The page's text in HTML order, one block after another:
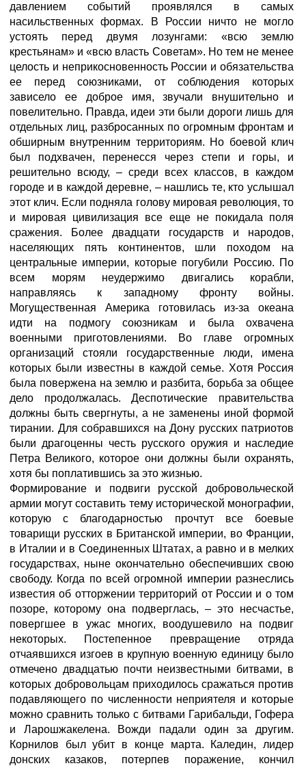
давлением событий проявлялся в самых
насильственных формах. В России ничто не могло
устоять перед двумя лозунгами: «всю землю
крестьянам» и «всю власть Советам». Но тем не менее
целость и неприкосновенность России и обязательства
ее перед союзниками, от соблюдения которых
зависело ее доброе имя, звучали внушительно и
повелительно. Правда, идеи эти были дороги лишь для
отдельных лиц, разбросанных по огромным фронтам и
обширным внутренним территориям. Но боевой клич
был подхвачен, перенесся через степи и горы, и
решительно всюду, – среди всех классов, в каждом
городе и в каждой деревне, – нашлись те, кто услышал
этот клич. Если подняла голову мировая революция, то
и мировая цивилизация все еще не покидала поля
сражения. Более двадцати государств и народов,
населяющих пять континентов, шли походом на
центральные империи, которые погубили Россию. По
всем морям неудержимо двигались корабли,
направляясь к западному фронту войны.
Могущественная Америка готовилась из-за океана
идти на подмогу союзникам и была охвачена
военными приготовлениями. Во главе огромных
организаций стояли государственные люди, имена
которых были известны в каждой семье. Хотя Россия
была повержена на землю и разбита, борьба за общее
дело продолжалась. Деспотические правительства
должны быть свергнуты, а не заменены иной формой
тирании. Для собравшихся на Дону русских патриотов
были драгоценны честь русского оружия и наследие
Петра Великого, которое они должны были охранять,
хотя бы поплатившись за это жизнью.
Формирование и подвиги русской добровольческой
армии могут составить тему исторической монографии,
которую с благодарностью прочтут все боевые
товарищи русских в Британской империи, во Франции,
в Италии и в Соединенных Штатах, а равно и в мелких
государствах, ныне окончательно обеспечивших свою
свободу. Когда по всей огромной империи разнеслись
известия об отторжении территорий от России и о том
позоре, которому она подверглась, – это несчастье,
повергшее в ужас многих, воодушевило на подвиг
некоторых. Постепенное превращение отряда
отчаявшихся изгоев в крупную военную единицу было
отмечено двадцатью почти неизвестными битвами, в
которых добровольцам приходилось сражаться против
подавляющего по численности неприятеля и которые
можно сравнить только с битвами Гарибальди, Гофера
и Ларошжакелена. Вожди падали один за другим.
Корнилов был убит в конце марта. Каледин, лидер
донских казаков, потерпев поражение, кончил